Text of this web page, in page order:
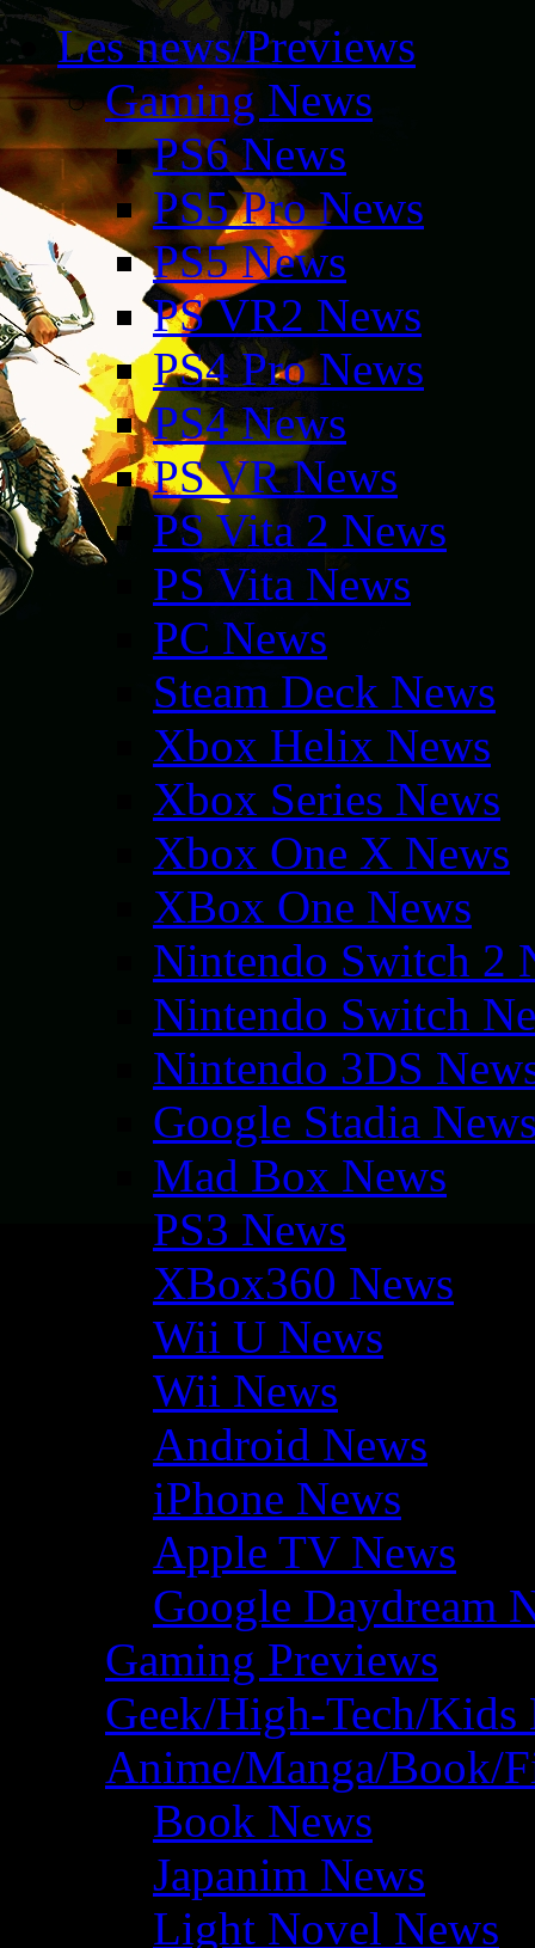
Les news/Previews
Gaming News
PS6 News
PS5 Pro News
PS5 News
PS VR2 News
PS4 Pro News
PS4 News
PS VR News
PS Vita 2 News
PS Vita News
PC News
Steam Deck News
Xbox Helix News
Xbox Series News
Xbox One X News
XBox One News
Nintendo Switch 2
Nintendo Switch
Nintendo 3DS
Google Stadia
Mad Box News
PS3 News
XBox360 News
Wii U News
Wii News
Android News
iPhone News
Apple TV News
Google Daydream
Gaming Previews
Geek/High-Tech/Kids
Anime/Manga/Book/
Book News
Japanim News
Light Novel News